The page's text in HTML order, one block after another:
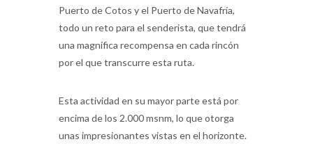
Puerto de Cotos y el Puerto de Navafría,
todo un reto para el senderista, que tendrá
una magnífica recompensa en cada rincón
por el que transcurre esta ruta.
Esta actividad en su mayor parte está por
encima de los 2.000 msnm, lo que otorga
unas impresionantes vistas en el horizonte.